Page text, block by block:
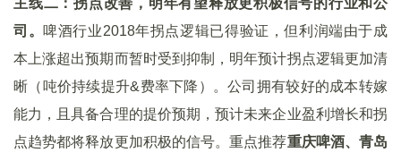
主线二：拐点改善，明年有望释放更积极信号的行业和公
司。 啤酒行业2018年拐点逻辑已得验证，但利润端由于成
本上涨超出预期而暂时受到抑制，明年预计拐点逻辑更加清
晰（吨价持续提升&费率下降）。公司拥有较好的成本转嫁
能力，且具备合理的提价预期，预计未来企业盈利增长和拐
点趋势都将释放更加积极的信号。重点推荐重庆啤酒、青岛